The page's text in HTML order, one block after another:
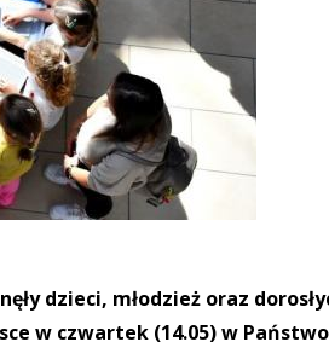
dzieci, młodzież oraz
w czwartek (14.05) w